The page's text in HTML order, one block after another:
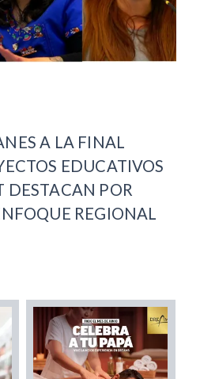
A LA FINAL
EDUCATIVOS
DESTACAN POR
REGIONAL